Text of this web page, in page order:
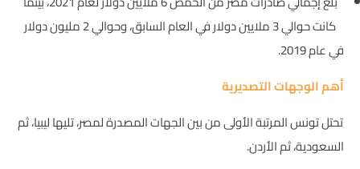
كانت حوالي 3 ملايين دولار في العام السابق، وحوالي 2 مليون دولار
في عام 2019.
أهم الوجهات التصديرية
تحتل تونس المرتبة الأولى من بين الجهات المصدرة لمصر، تليها ليبيا، ثم
السعودية، ثم الأردن.